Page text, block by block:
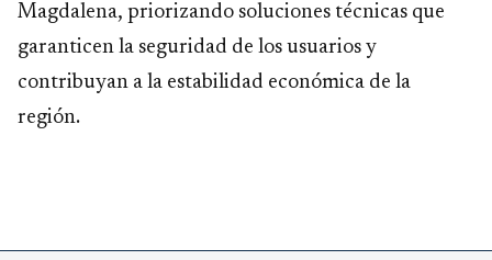
Magdalena, priorizando soluciones técnicas que
garanticen la seguridad de los usuarios y
contribuyan a la estabilidad económica de la
región.